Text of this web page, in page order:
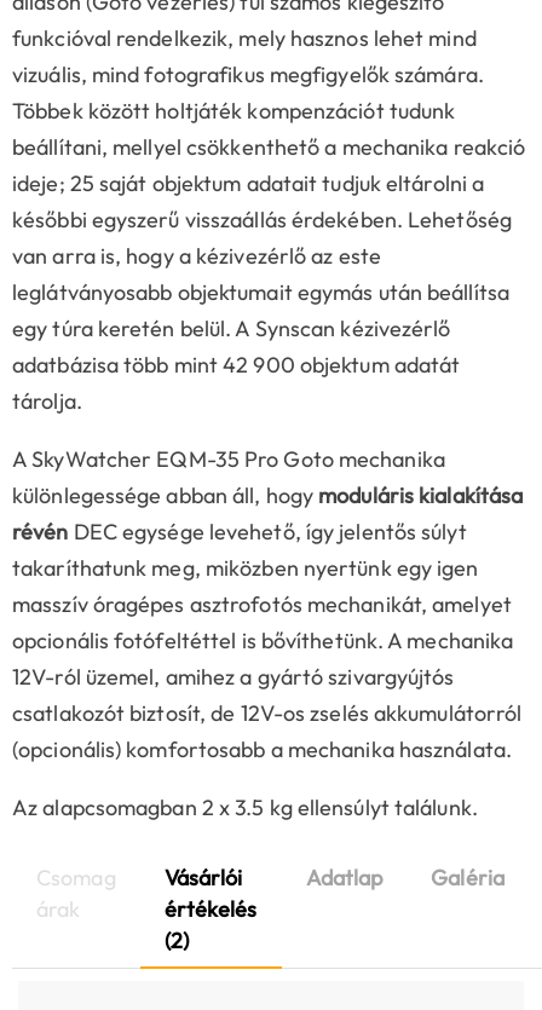
funkcióval rendelkezik, mely hasznos lehet mind
vizuális, mind fotografikus megfigyelők számára.
Többek között holtjáték kompenzációt tudunk
beállítani, mellyel csökkenthető a mechanika reakció
ideje; 25 saját objektum adatait tudjuk eltárolni a
későbbi egyszerű visszaállás érdekében. Lehetőség
van arra is, hogy a kézivezérlő az este
leglátványosabb objektumait egymás után beállítsa
egy túra keretén belül. A Synscan kézivezérlő
adatbázisa több mint 42 900 objektum adatát
tárolja.
A SkyWatcher EQM-35 Pro Goto mechanika
különlegessége abban áll, hogy moduláris kialakítása
révén DEC egysége levehető, így jelentős súlyt
takaríthatunk meg, miközben nyertünk egy igen
masszív óragépes asztrofotós mechanikát, amelyet
opcionális fotófeltéttel is bővíthetünk. A mechanika
12V-ról üzemel, amihez a gyártó szivargyújtós
csatlakozót biztosít, de 12V-os zselés akkumulátorról
(opcionális) komfortosabb a mechanika használata.
Az alapcsomagban 2 x 3.5 kg ellensúlyt találunk.
Csomag
árak
Vásárlói
értékelés
(2)
Adatlap Galéria